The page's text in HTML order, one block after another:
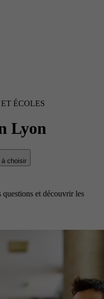
ÉCOLES
Lyon
à choisir
questions et découvrir les